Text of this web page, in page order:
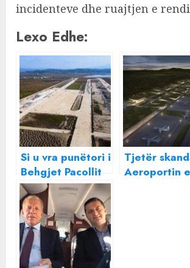
incidenteve dhe ruajtjen e
Lexo Edhe:
Si u vra punëtori i
Behgjet Pacollit
dhe Valon
Ademit te
Aeroporti i
Vlorës, Nusret
Xhoka u godit
gjatë punës
Tjetër
Aeroportin e